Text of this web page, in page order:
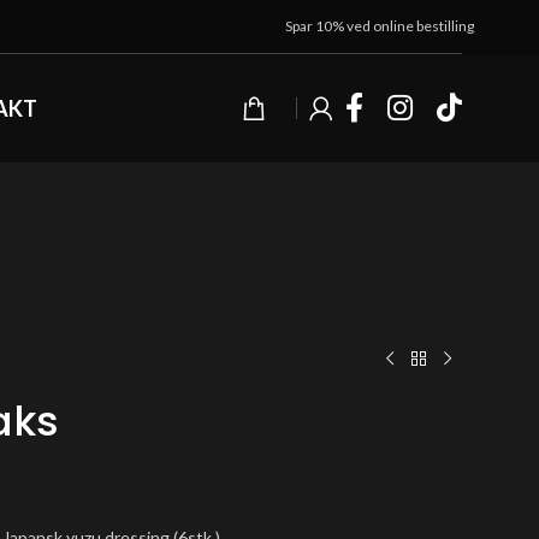
Spar 10% ved online bestilling